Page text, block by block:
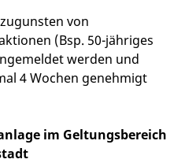
von
(Bsp. 50-jähriges
werden und
4 Wochen genehmigt
im Geltungsbereich